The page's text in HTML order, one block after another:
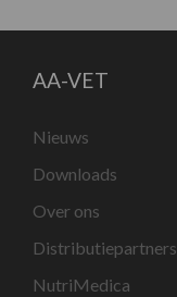
AA-VET
Nieuws
Downloads
Over ons
Distributiepartners
NutriMedica